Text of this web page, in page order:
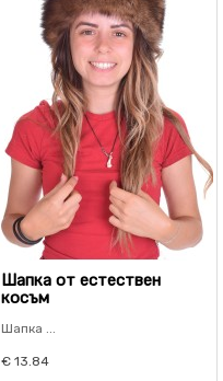
Шапка от естествен
косъм
Шапка ...
€ 13.84